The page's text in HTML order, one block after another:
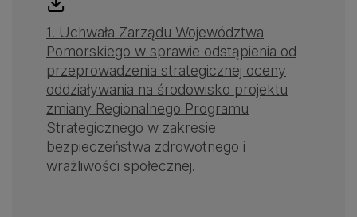
1. Uchwała Zarządu Województwa
Pomorskiego w sprawie odstąpienia od
przeprowadzenia strategicznej oceny
oddziaływania na środowisko projektu
zmiany Regionalnego Programu
Strategicznego w zakresie
bezpieczeństwa zdrowotnego i
wrażliwości społecznej.